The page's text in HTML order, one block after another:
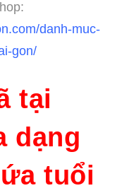
danh-muc-
gon/
tại
dạng
tuổi